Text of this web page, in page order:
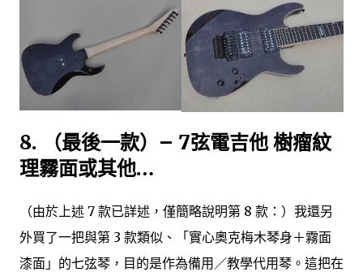
8. （最後一款）– 7弦電吉他 樹瘤紋
理霧面或其他…
（由於上述 7 款已詳述，僅簡略說明第 8 款：）我還另
外買了一把與第 3 款類似、「實心奧克梅木琴身＋霧面
漆面」的七弦琴，目的是作為備用／教學代用琴。這把在